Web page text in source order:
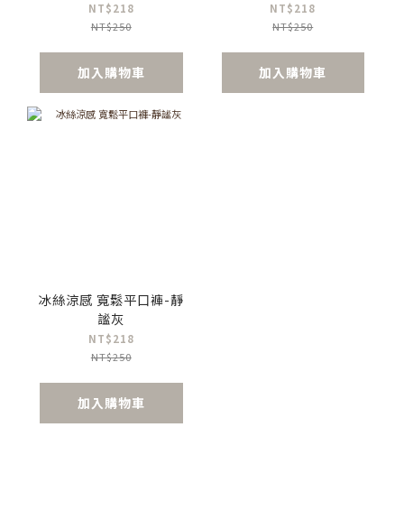
NT$218
NT$250
加入購物車
NT$218
NT$250
加入購物車
冰絲涼感 寬鬆平口褲-靜
謐灰
NT$218
NT$250
加入購物車